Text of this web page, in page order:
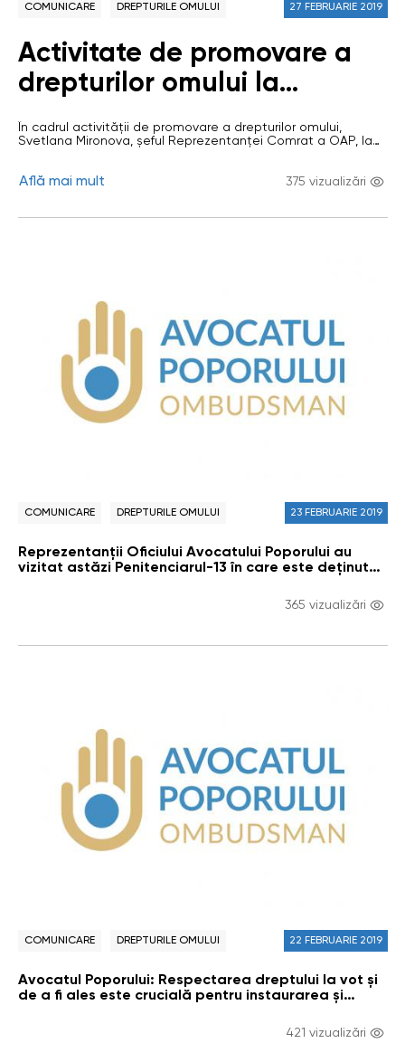
COMUNICARE DREPTURILE OMULUI 27 FEBRUARIE 2019
Activitate de promovare a
drepturilor omului la
În cadrul activității de promovare a drepturilor omului,
Svetlana Mironova, șeful Reprezentanței Comrat a OAP, la
Ceadîr-Lunga. Participanții la reuniune au fost 20 de
Află mai mult 375 vizualizări
COMUNICARE DREPTURILE OMULUI 23 FEBRUARIE 2019
Reprezentanții Oficiului Avocatului Poporului au
vizitat astăzi Penitenciarul-13 în care este deținut
365 vizualizări
COMUNICARE DREPTURILE OMULUI 22 FEBRUARIE 2019
Avocatul Poporului: Respectarea dreptului la vot și
de a fi ales este crucială pentru instaurarea şi
421 vizualizări